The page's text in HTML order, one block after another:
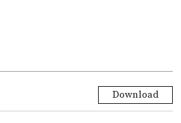
Download